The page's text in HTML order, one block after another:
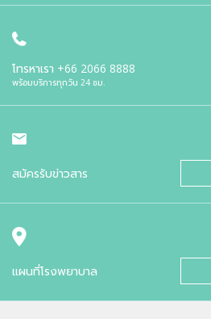
โทรหาเรา +66 2066 8888
พร้อมบริการทุกวัน 24 ชม.
สมัครรับข่าวสาร
แผนที่โรงพยาบาล